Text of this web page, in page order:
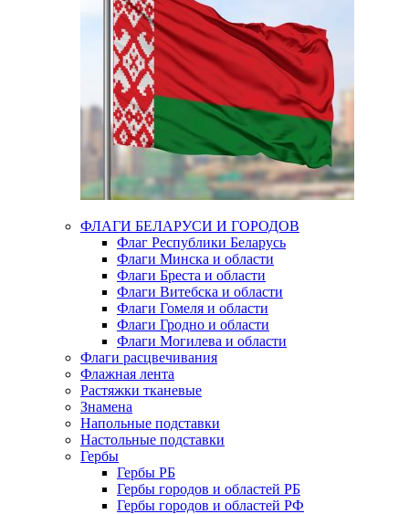
ФЛАГИ БЕЛАРУСИ И ГОРОДОВ
Флаг Республики Беларусь
Флаги Минска и области
Флаги Бреста и области
Флаги Витебска и области
Флаги Гомеля и области
Флаги Гродно и области
Флаги Могилева и области
Флаги расцвечивания
Флажная лента
Растяжки тканевые
Знамена
Напольные подставки
Настольные подставки
Гербы
Гербы РБ
Гербы городов и областей РБ
Гербы городов и областей РФ